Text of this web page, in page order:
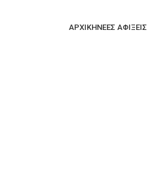
ΑΡΧΙΚΗΝΕΕΣ ΑΦΙΞΕΙΣ